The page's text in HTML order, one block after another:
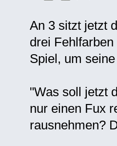
An 3 sitzt jetzt
drei
Spiel, um
"Was soll jetzt
nur einen Fux
rausnehmen?